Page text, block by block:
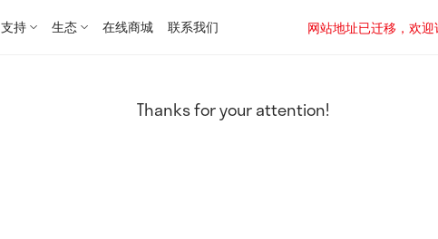
支持 生态 在线商城 联系我们
网站地址已迁移，欢
Thanks for your attention!